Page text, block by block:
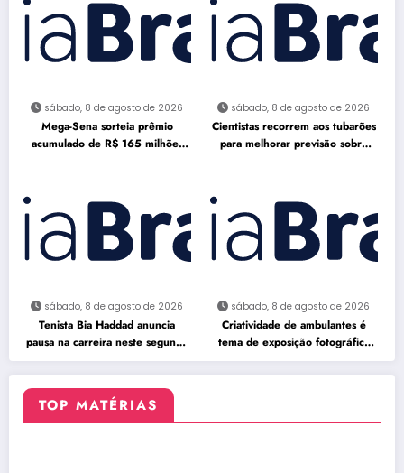
sábado, 8 de agosto de 2026
Mega-Sena sorteia prêmio
acumulado de R$ 165 milhões
sábado, 8 de agosto de 2026
Cientistas recorrem aos tubarões
para melhorar previsão sobre
sábado, 8 de agosto de 2026
Tenista Bia Haddad anuncia
pausa na carreira neste segundo
semestre
sábado, 8 de agosto de 2026
Criatividade de ambulantes é
tema de exposição fotográfica
no Rio
TOP MATÉRIAS